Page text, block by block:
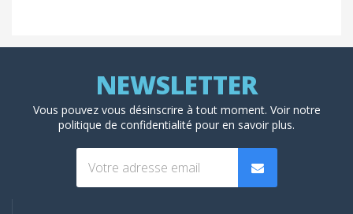
Vous pouvez vous désinscrire à tout moment. Voir notre
politique de confidentialité pour en savoir plus.